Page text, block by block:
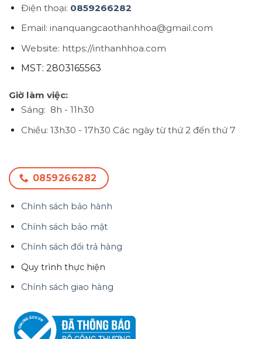
Điện thoại: 0859266282
Email: inanquangcaothanhhoa@gmail.com
Website: https://inthanhhoa.com
MST: 2803165563
Giờ làm việc:
Sáng: 8h - 11h30
Chiều: 13h30 - 17h30 Các ngày từ thứ 2 đến thứ 7
0859266282
Chính sách bảo hành
Chính sách bảo mật
Chính sách đổi trả hàng
Quy trình thực hiện
Chính sách giao hàng